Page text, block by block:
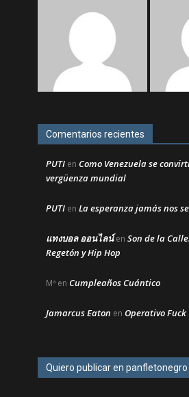
Comentarios recientes
PUTI en Como Venezuela se
vergüenza mundial
PUTI en La esperanza jamás nos
แทงบอล ออนไลน์en Son de la
Regetón y Hip Hop
Mª en Cumpleaños Cuántico
Jamarcus Eaton en Operativo Fuck
Quiero publicar en panfletonegro